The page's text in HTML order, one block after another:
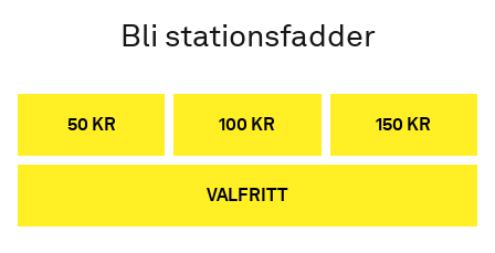
Bli stationsfadder
50 KR 100 KR 150 KR
VALFRITT